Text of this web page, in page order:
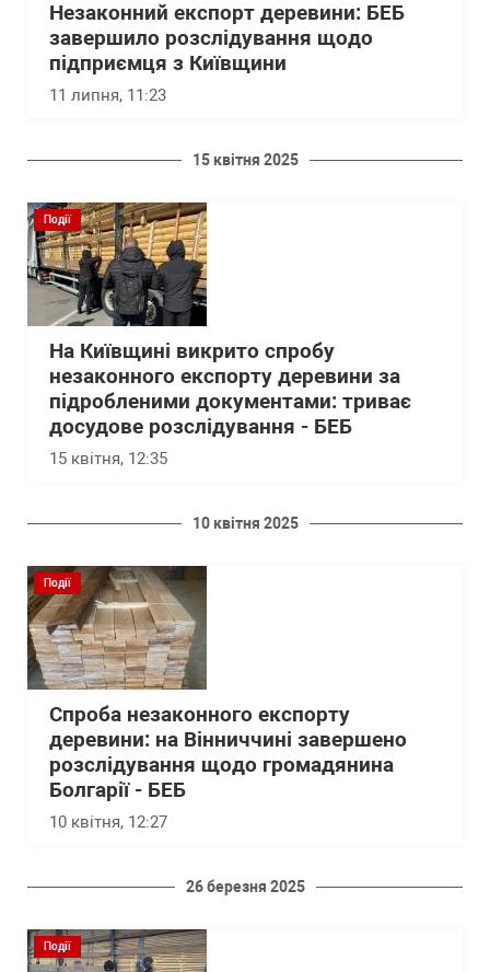
Незаконний експорт деревини: БЕБ
завершило розслідування щодо
підприємця з Київщини
11 липня, 11:23
15 квітня 2025
Події
На Київщині викрито спробу
незаконного експорту деревини за
підробленими документами: триває
досудове розслідування - БЕБ
15 квітня, 12:35
10 квітня 2025
Події
Спроба незаконного експорту
деревини: на Вінниччині завершено
розслідування щодо громадянина
Болгарії - БЕБ
10 квітня, 12:27
26 березня 2025
Події